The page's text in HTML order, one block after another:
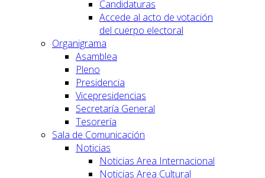
Candidaturas
Accede al acto de votación
del cuerpo electoral
Organigrama
Asamblea
Pleno
Presidencia
Vicepresidencias
Secretaría General
Tesorería
Sala de Comunicación
Noticias
Noticias Area Internacional
Noticias Area Cultural